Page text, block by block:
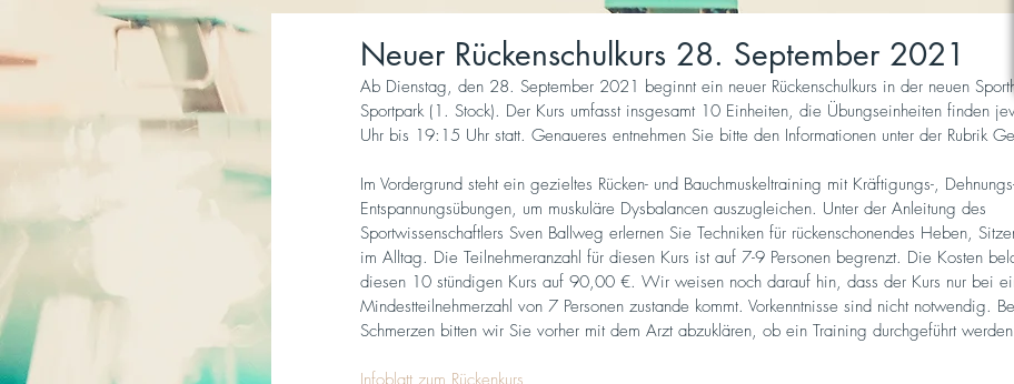
Neuer Rückenschulkurs 28. September 2021
Ab Dienstag, den 28. September 2021 beginnt ein neuer Rückenschulkurs in der neuen
Sportpark (1. Stock). Der Kurs umfasst insgesamt 10 Einheiten, die Übungseinheiten finden
Uhr bis 19:15 Uhr statt. Genaueres entnehmen Sie bitte den Informationen unter der Rubrik
Im Vordergrund steht ein gezieltes Rücken- und Bauchmuskeltraining mit Kräftigungs-,
Entspannungsübungen, um muskuläre Dysbalancen auszugleichen. Unter der Anleitung des
Sportwissenschaftlers Sven Ballweg erlernen Sie Techniken für rückenschonendes Heben,
im Alltag. Die Teilnehmeranzahl für diesen Kurs ist auf 7-9 Personen begrenzt. Die Kosten
diesen 10 stündigen Kurs auf 90,00 €. Wir weisen noch darauf hin, dass der Kurs nur bei
Mindestteilnehmerzahl von 7 Personen zustande kommt. Vorkenntnisse sind nicht notwendig.
Schmerzen bitten wir Sie vorher mit dem Arzt abzuklären, ob ein Training durchgeführt
Infoblatt zum Rückenkurs